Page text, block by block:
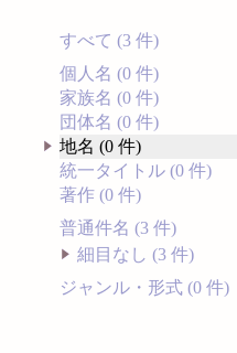
すべて (3 件)
個人名 (0 件)
家族名 (0 件)
団体名 (0 件)
地名 (0 件)
統一タイトル (0 件)
著作 (0 件)
普通件名 (3 件)
細目なし (3 件)
ジャンル・形式 (0 件)